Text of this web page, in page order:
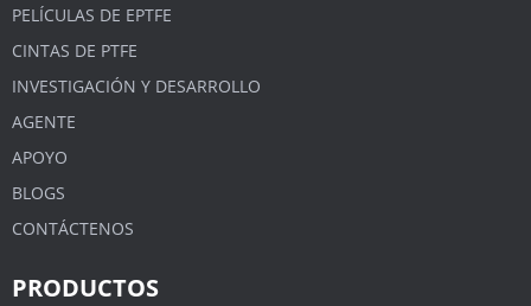
PELÍCULAS DE EPTFE
CINTAS DE PTFE
INVESTIGACIÓN Y DESARROLLO
AGENTE
APOYO
BLOGS
CONTÁCTENOS
PRODUCTOS